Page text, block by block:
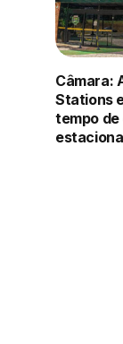
Câmara:
Stations
tempo